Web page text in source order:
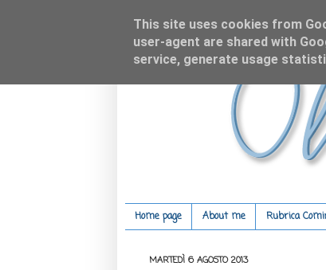
Home page About me Rubrica
MARTEDÌ 6 AGOSTO 2013
This site uses cookies from
user-agent are shared with
service, generate usage